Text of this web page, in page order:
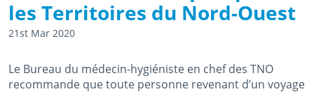
les Territoires du Nord-Ouest
21st Mar 2020
Le Bureau du médecin-hygiéniste en chef des TNO
recommande que toute personne revenant d’un voyage